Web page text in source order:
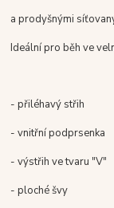
a prodyšnými
Ideální pro běh ve
- přiléhavý střih
- vnitřní podprsenka
- výstřih ve tvaru "V"
- ploché švy